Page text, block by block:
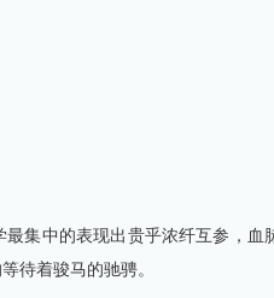
集中的表现出贵乎浓纤互参，血
待着骏马的驰骋。